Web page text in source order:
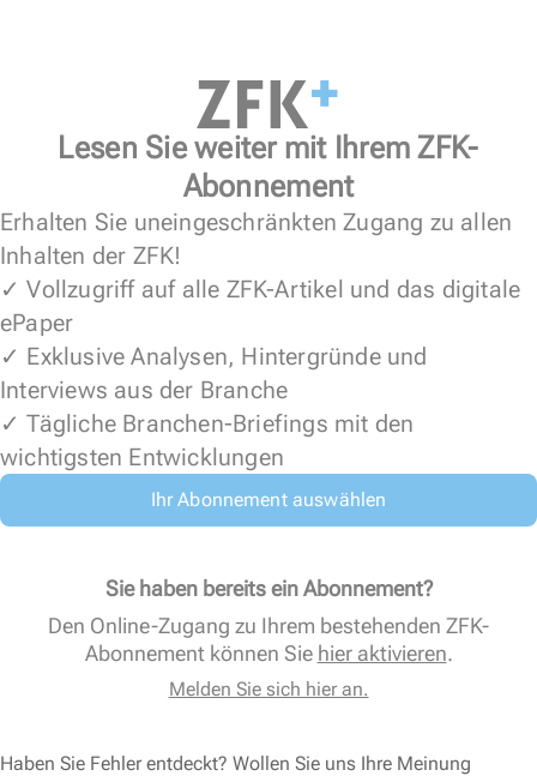
Lesen Sie weiter mit Ihrem ZFK-
Abonnement
Erhalten Sie uneingeschränkten Zugang zu allen
Inhalten der ZFK!
✓ Vollzugriff auf alle ZFK-Artikel und das digitale
ePaper
✓ Exklusive Analysen, Hintergründe und
Interviews aus der Branche
✓ Tägliche Branchen-Briefings mit den
wichtigsten Entwicklungen
Ihr Abonnement auswählen
Sie haben bereits ein Abonnement?
Den Online-Zugang zu Ihrem bestehenden ZFK-
Abonnement können Sie hier aktivieren.
Melden Sie sich hier an.
Haben Sie Fehler entdeckt? Wollen Sie uns Ihre Meinung